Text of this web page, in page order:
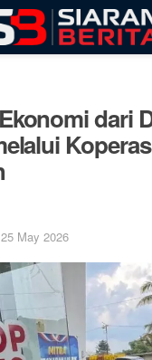
dari
25 May 2026